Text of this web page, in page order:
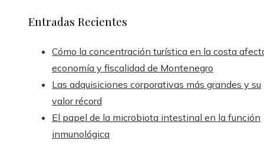
Entradas Recientes
Cómo la concentración turística en la costa
economía y fiscalidad de Montenegro
Las adquisiciones corporativas más grandes y su
valor récord
El papel de la microbiota intestinal en la función
inmunológica